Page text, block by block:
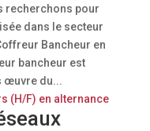
recherchons pour
dans le secteur
Bancheur en
bancheur est
œuvre du...